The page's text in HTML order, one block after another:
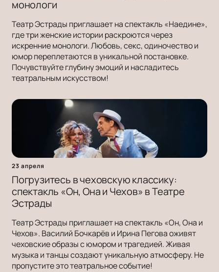
монологи
Театр Эстрады приглашает на спектакль «Наедине»,
где три женские истории раскроются через
искренние монологи. Любовь, секс, одиночество и
юмор переплетаются в уникальной постановке.
Почувствуйте глубину эмоций и насладитесь
театральным искусством!
23 апреля
Погрузитесь в чеховскую классику:
спектакль «Он, Она и Чехов» в Театре
Эстрады
Театр Эстрады приглашает на спектакль «Он, Она и
Чехов». Василий Бочкарёв и Ирина Пегова оживят
чеховские образы с юмором и трагедией. Живая
музыка и танцы создают уникальную атмосферу. Не
пропустите это театральное событие!